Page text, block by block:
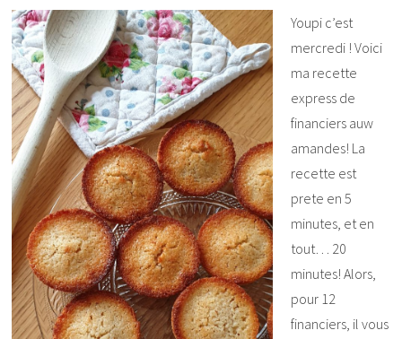
Youpi c’est
mercredi ! Voici
ma recette
express de
financiers auw
amandes! La
recette est
prete en 5
minutes, et en
tout… 20
minutes! Alors,
pour 12
financiers, il vous